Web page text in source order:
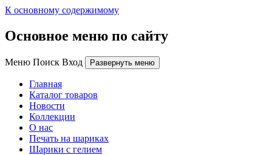
К основному содержимому
Основное меню по сайту
Меню Поиск Вход Развернуть меню
Главная
Каталог товаров
Новости
Коллекции
О нас
Печать на шариках
Шарики с гелием